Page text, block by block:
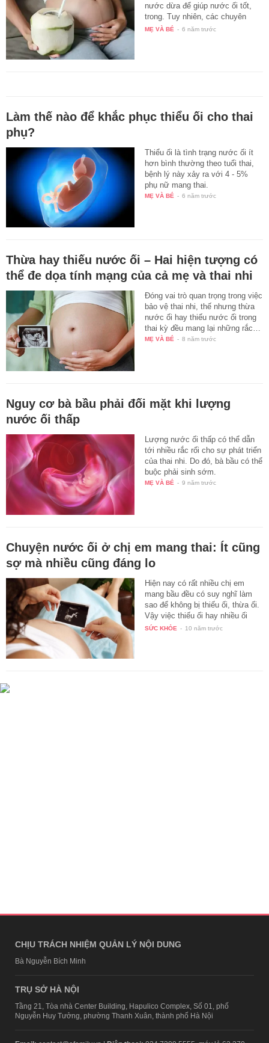
nước dừa để giúp nước ối tốt,
trong. Tuy nhiên, các chuyên
gia…
MẸ VÀ BÉ - 6 năm trước
Làm thế nào để khắc phục thiểu ối cho thai
phụ?
Thiểu ối là tình trạng nước ối ít
hơn bình thường theo tuổi thai,
bệnh lý này xảy ra với 4 - 5%
phụ nữ mang thai.
MẸ VÀ BÉ - 6 năm trước
Thừa hay thiếu nước ối – Hai hiện tượng có
thể đe dọa tính mạng của cả mẹ và thai nhi
Đóng vai trò quan trọng trong việc
bảo vệ thai nhi, thế nhưng thừa
nước ối hay thiếu nước ối trong
thai kỳ đều mang lại những rắc…
MẸ VÀ BÉ - 8 năm trước
Nguy cơ bà bầu phải đối mặt khi lượng
nước ối thấp
Lượng nước ối thấp có thể dẫn
tới nhiều rắc rối cho sự phát triển
của thai nhi. Do đó, bà bầu có thể
buộc phải sinh sớm.
MẸ VÀ BÉ - 9 năm trước
Chuyện nước ối ở chị em mang thai: Ít cũng
sợ mà nhiều cũng đáng lo
Hiện nay có rất nhiều chị em
mang bầu đều có suy nghĩ làm
sao để không bị thiếu ối, thừa ối.
Vậy việc thiếu ối hay nhiều ối
sẽ…
SỨC KHỎE - 10 năm trước
CHỊU TRÁCH NHIỆM QUẢN LÝ NỘI DUNG
Bà Nguyễn Bích Minh
TRỤ SỞ HÀ NỘI
Tầng 21, Tòa nhà Center Building, Hapulico Complex, Số 01, phố
Nguyễn Huy Tưởng, phường Thanh Xuân, thành phố Hà Nội